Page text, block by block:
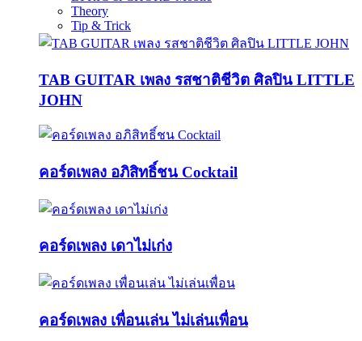
Theory
Tip & Trick
TAB GUITAR เพลง รสชาติชีวิต ศิลปิน LITTLE
JOHN
คอร์ดเพลง อภิสิทธิ์ชน Cocktail
คอร์ดเพลง เดาไม่เก่ง
คอร์ดเพลง เพื่อนเล่น ไม่เล่นเพื่อน